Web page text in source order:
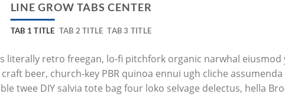
LINE GROW TABS CENTER
TAB 1 TITLE TAB 2 TITLE TAB 3 TITLE
retro freegan, lo-fi pitchfork organic narwhal eiusmod
beer, church-key PBR quinoa ennui ugh cliche
twee DIY salvia tote bag four loko selvage delectus, hella